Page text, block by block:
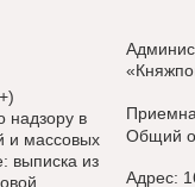
надзору в
и массовых
выписка из
Общий
Адрес: